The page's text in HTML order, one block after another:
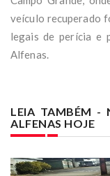
veículo recuperado
legais de perícia e
Alfenas.
LEIA TAMBÉM -
ALFENAS HOJE